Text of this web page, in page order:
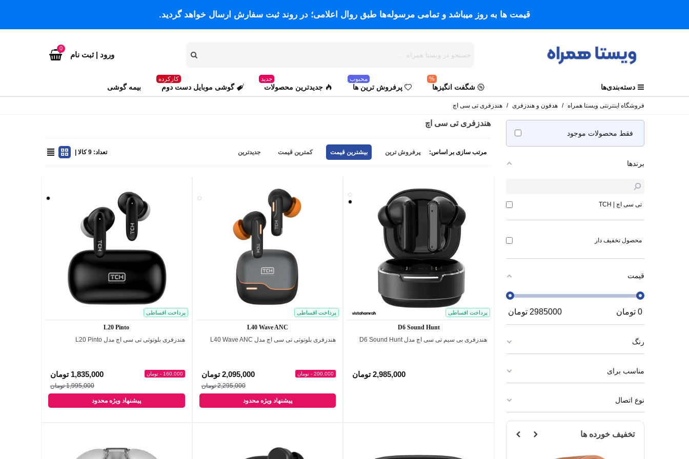
قیمت ها به روز میباشد و تمامی مرسوله‌ها طبق روال اعلامی؛ در روند ثبت سفارش ارسال خواهد گردید.
ورود | ثبت نام
0
دسته‌بندی‌ها شگفت انگیزها
%
پرفروش ترین ها
محبوب
جدیدترین محصولات
جدید
گوشی موبایل دست دوم
کارکرده
بیمه گوشی
فروشگاه اینترنتی ویستا همراه / هدفون و هندزفری / هندزفری تی سی اچ
فقط محصولات موجود
برندها
تی سی اچ | TCH
محصول تخفیف دار
قیمت
0 تومان 2985000 تومان
رنگ
مناسب برای
نوع اتصال
تخفیف خورده ها
هندزفری تی سی اچ
مرتب سازی بر اساس: پرفروش ترین بیشترین قیمت کمترین قیمت جدیدترین تعداد: 9 کالا |
پرداخت اقساطی
اضافه به مقایسه
سفید
مشکی
D6 Sound Hunt
هندزفری بی سیم تی سی اچ مدل D6 Sound Hunt
2,985,000 تومان
پرداخت اقساطی
اضافه به مقایسه
سفید
L40 Wave ANC
هندزفری بلوتوثی تی سی اچ مدل L40 Wave ANC
200,000 - تومان 2,095,000 تومان
2,295,000 تومان
پیشنهاد ویژه محدود
پرداخت اقساطی
اضافه به مقایسه
مشکی
L20 Pinto
هندزفری بلوتوثی تی سی اچ مدل L20 Pinto
160,000 - تومان 1,835,000 تومان
1,995,000 تومان
پیشنهاد ویژه محدود